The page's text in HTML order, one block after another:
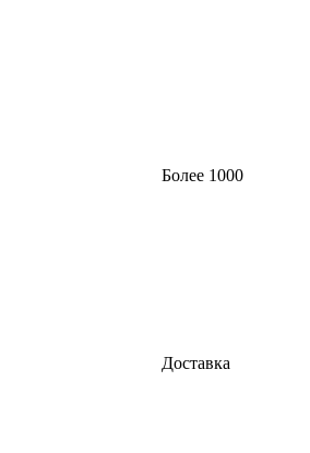
Более 1000
Доставка